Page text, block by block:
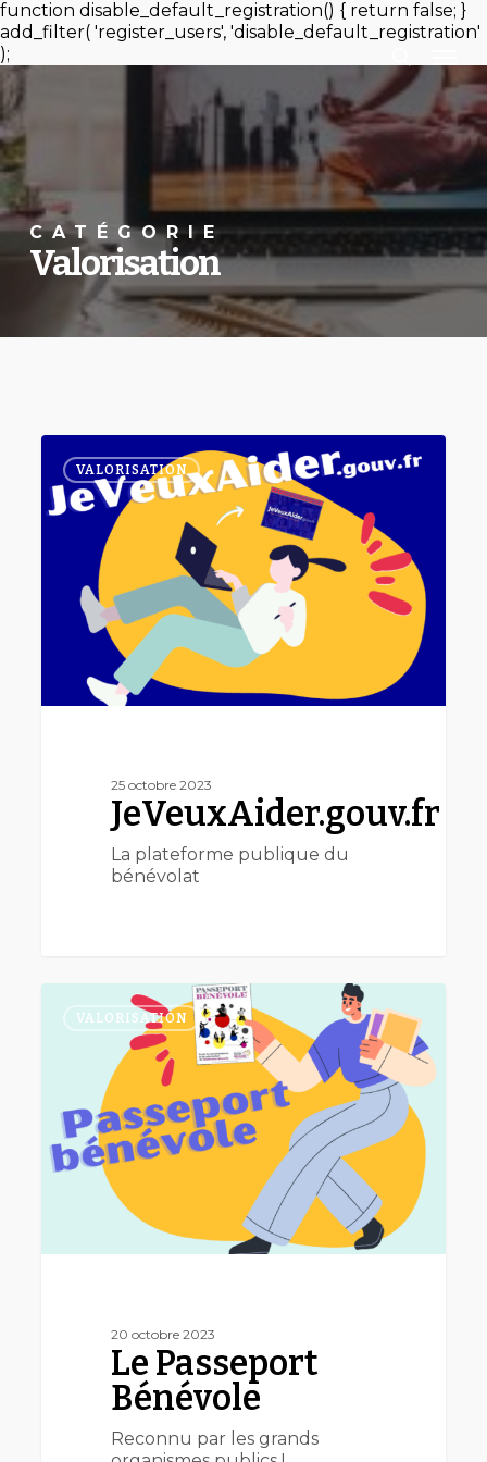
function disable_default_registration() { return false; }
add_filter( 'register_users', 'disable_default_registration'
);
Passer
au
contenu
principal
Menu
CATÉGORIE
Valorisation
JeVeuxAider.gouv.fr
VALORISATION
25 octobre 2023
JeVeuxAider.gouv.fr
La plateforme publique du
bénévolat
Passeport
VALORISATION
20 octobre 2023
Le Passeport
Bénévole
Reconnu par les grands